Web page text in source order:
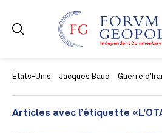
États-Unis Jacques Baud Guerre
Articles avec l’étiquette